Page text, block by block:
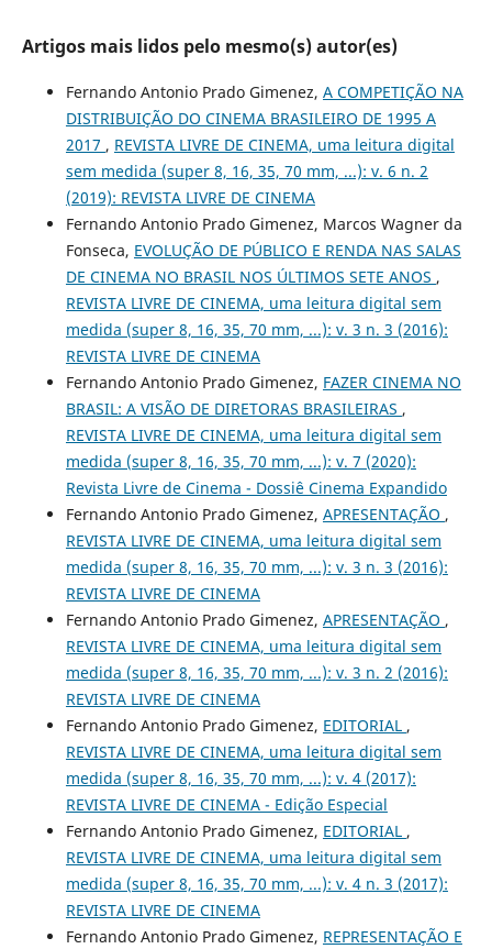
Artigos mais lidos pelo mesmo(s) autor(es)
Fernando Antonio Prado Gimenez, A COMPETIÇÃO NA
DISTRIBUIÇÃO DO CINEMA BRASILEIRO DE 1995 A
2017 , REVISTA LIVRE DE CINEMA, uma leitura digital
sem medida (super 8, 16, 35, 70 mm, ...): v. 6 n. 2
(2019): REVISTA LIVRE DE CINEMA
Fernando Antonio Prado Gimenez, Marcos Wagner da
Fonseca, EVOLUÇÃO DE PÚBLICO E RENDA NAS SALAS
DE CINEMA NO BRASIL NOS ÚLTIMOS SETE ANOS ,
REVISTA LIVRE DE CINEMA, uma leitura digital sem
medida (super 8, 16, 35, 70 mm, ...): v. 3 n. 3 (2016):
REVISTA LIVRE DE CINEMA
Fernando Antonio Prado Gimenez, FAZER CINEMA NO
BRASIL: A VISÃO DE DIRETORAS BRASILEIRAS ,
REVISTA LIVRE DE CINEMA, uma leitura digital sem
medida (super 8, 16, 35, 70 mm, ...): v. 7 (2020):
Revista Livre de Cinema - Dossiê Cinema Expandido
Fernando Antonio Prado Gimenez, APRESENTAÇÃO ,
REVISTA LIVRE DE CINEMA, uma leitura digital sem
medida (super 8, 16, 35, 70 mm, ...): v. 3 n. 3 (2016):
REVISTA LIVRE DE CINEMA
Fernando Antonio Prado Gimenez, APRESENTAÇÃO ,
REVISTA LIVRE DE CINEMA, uma leitura digital sem
medida (super 8, 16, 35, 70 mm, ...): v. 3 n. 2 (2016):
REVISTA LIVRE DE CINEMA
Fernando Antonio Prado Gimenez, EDITORIAL ,
REVISTA LIVRE DE CINEMA, uma leitura digital sem
medida (super 8, 16, 35, 70 mm, ...): v. 4 (2017):
REVISTA LIVRE DE CINEMA - Edição Especial
Fernando Antonio Prado Gimenez, EDITORIAL ,
REVISTA LIVRE DE CINEMA, uma leitura digital sem
medida (super 8, 16, 35, 70 mm, ...): v. 4 n. 3 (2017):
REVISTA LIVRE DE CINEMA
Fernando Antonio Prado Gimenez, REPRESENTAÇÃO E